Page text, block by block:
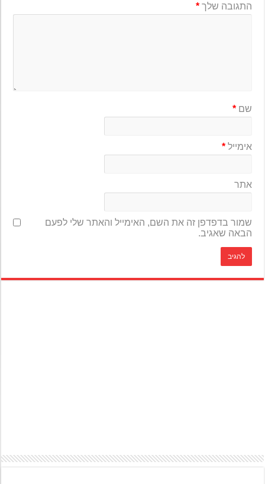
התגובה שלך*
שם*
אימייל*
אתר
שמור בדפדפן זה את השם, האימייל והאתר שלי לפעם
הבאה שאגיב.